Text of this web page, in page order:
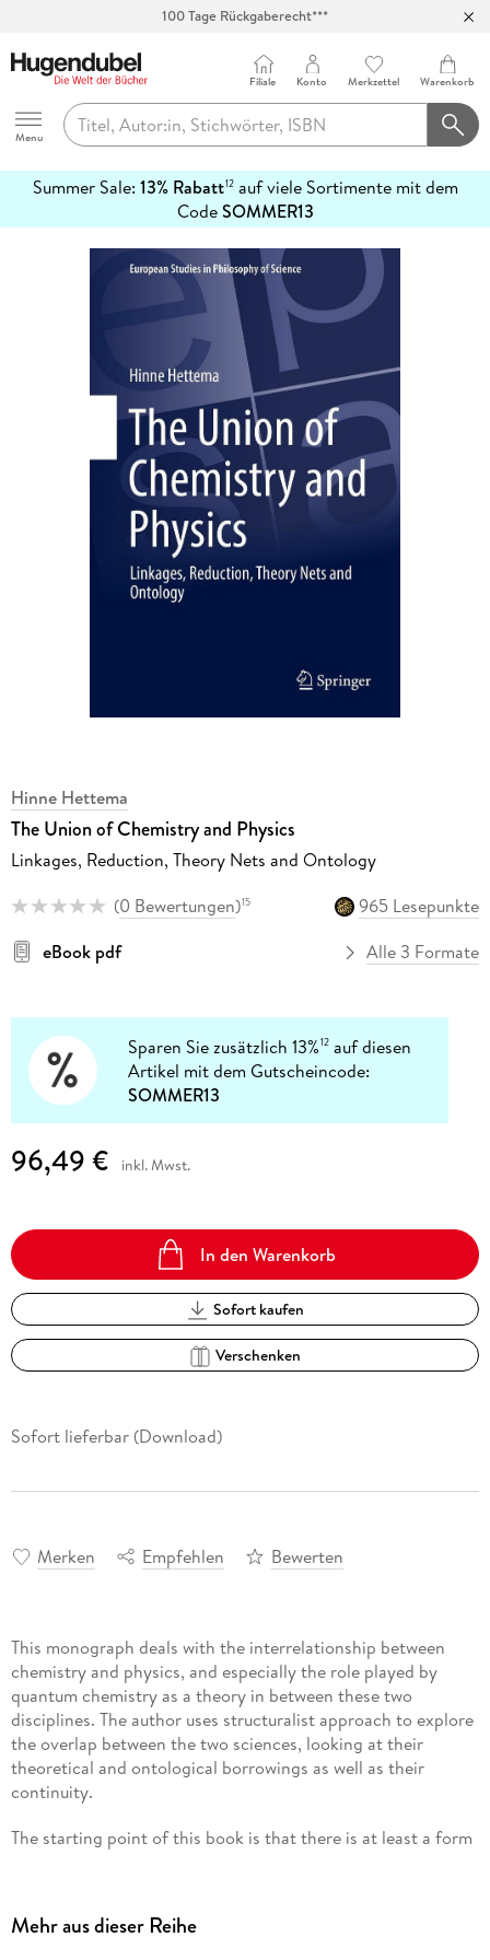
100 Tage Rückgaberecht***
Hugendubel
Menu
Filiale Konto Merkzettel Warenkorb
Summer Sale: 13% Rabatt12auf viele Sortimente mit dem
CodeSOMMER13
erfahren
Hinne Hettema
The Union of Chemistry and Physics
Linkages, Reduction, Theory Nets and Ontology
(0 Bewertungen)15
965 Lesepunkte
eBook pdf
Alle 3 Formate
Sparen Sie zusätzlich 13%12 auf diesen
Artikel mit dem Gutscheincode:
SOMMER13
96,49 € inkl. Mwst.
In den Warenkorb
Sofort kaufen
Verschenken
Sofort lieferbar (Download)
Merken Empfehlen Bewerten
This monograph deals with the interrelationship between
chemistry and physics, and especially the role played by
quantum chemistry as a theory in between these two
disciplines. The author uses structuralist approach to explore
the overlap between the two sciences, looking at their
theoretical and ontological borrowings as well as their
continuity.
The starting point of this book is that there is at least a form
chemistry, as significant problems exist around a number of
Mehr aus dieser Reihe